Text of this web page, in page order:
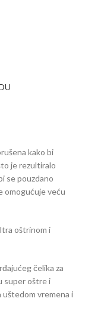
kako bi
je rezultiralo
se pouzdano
omogućuje veću
oštrinom i
čelika za
super oštre i
uštedom vremena i